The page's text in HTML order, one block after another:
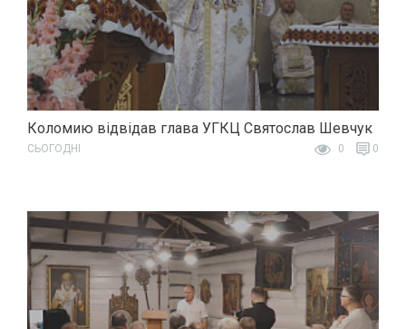
Коломию відвідав глава УГКЦ Святослав Шевчук
СЬОГОДНІ 0 0